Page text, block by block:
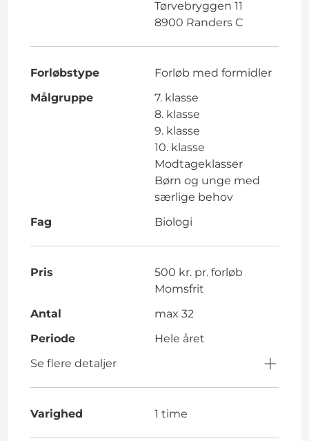
Tørvebryggen 11
8900 Randers C
Forløbstype
Forløb med formidler
Målgruppe
7. klasse
8. klasse
9. klasse
10. klasse
Modtageklasser
Børn og unge med
særlige behov
Fag
Biologi
Pris
500 kr. pr. forløb
Momsfrit
Antal
max 32
Periode
Hele året
Se flere detaljer
Varighed 1 time